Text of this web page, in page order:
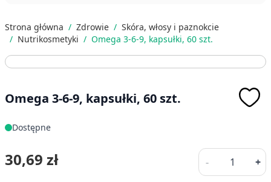
Strona główna / Zdrowie / Skóra, włosy i paznokcie
/ Nutrikosmetyki / Omega 3-6-9, kapsułki, 60 szt.
Omega 3-6-9, kapsułki, 60 szt.
Dostępne
30,69 zł -
Ilość
+